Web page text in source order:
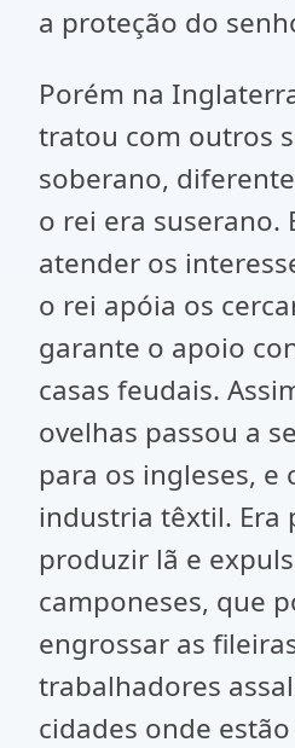
a proteção do
Porém na
tratou com outros
soberano,
o rei era suserano.
atender os
o rei apóia os
garante o apoio
casas feudais.
ovelhas passou a
para os ingleses, e
industria têxtil. Era
produzir lã e
camponeses, que
engrossar as
trabalhadores
cidades onde estão